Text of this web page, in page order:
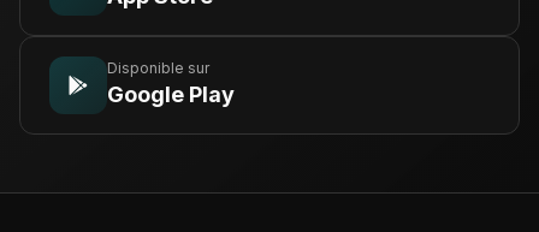
Disponible sur
Google Play